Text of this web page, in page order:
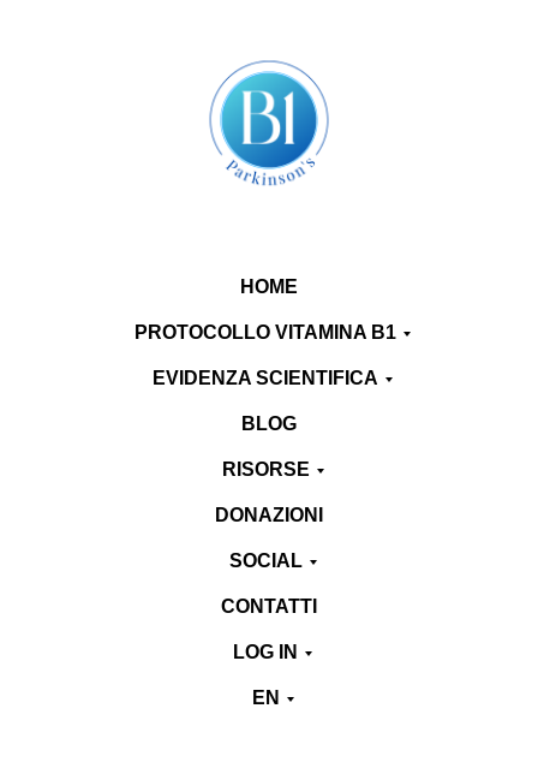
HOME
PROTOCOLLO VITAMINA B1
EVIDENZA SCIENTIFICA
BLOG
RISORSE
DONAZIONI
SOCIAL
CONTATTI
LOG IN
EN